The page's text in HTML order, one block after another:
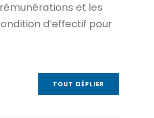
et les
d’effectif pour
TOUT DÉPLIER